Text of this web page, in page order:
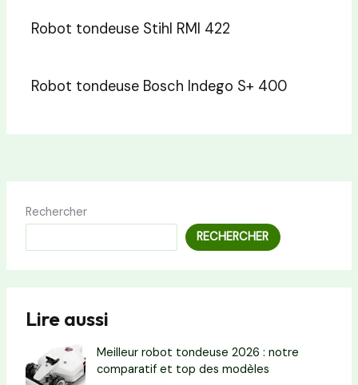
Robot tondeuse Stihl RMI 422
Robot tondeuse Bosch Indego S+ 400
Rechercher
RECHERCHER
Lire aussi
Meilleur robot tondeuse 2026 : notre
comparatif et top des modèles